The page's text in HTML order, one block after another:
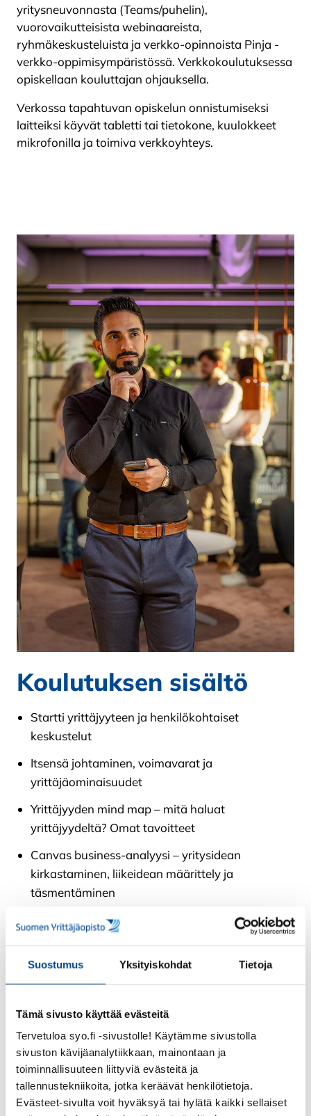
Suostumus Yksityiskohdat Tietoja
Tämä sivusto käyttää evästeitä
Tervetuloa syo.fi -sivustolle! Käytämme sivustolla
sivuston kävijäanalytiikkaan, mainontaan ja
toiminnallisuuteen liittyviä evästeitä ja
tallennustekniikoita, jotka keräävät henkilötietoja.
Evästeet-sivulta voit hyväksyä tai hylätä kaikki sellaiset
yritysneuvonnasta (Teams/puhelin),
vuorovaikutteisista webinaareista,
ryhmäkeskusteluista ja verkko-opinnoista Pinja -
verkko-oppimisympäristössä. Verkkokoulutuksessa
opiskellaan kouluttajan ohjauksella.
Verkossa tapahtuvan opiskelun onnistumiseksi
laitteiksi käyvät tabletti tai tietokone, kuulokkeet
mikrofonilla ja toimiva verkkoyhteys.
Koulutuksen sisältö
Startti yrittäjyyteen ja henkilökohtaiset
keskustelut
Itsensä johtaminen, voimavarat ja
yrittäjäominaisuudet
Yrittäjyyden mind map – mitä haluat
yrittäjyydeltä? Omat tavoitteet
Canvas business-analyysi – yritysidean
kirkastaminen, liikeidean määrittely ja
täsmentäminen
Yritystoiminnan suunnittelun perusteet – mitä
tulee huomioida?
Näkökulmia yritysideoihin – kysymyksiä,
vastauksia ja vertaistukea liikeideoista
Yrittäjän toimenkuva, yrittäjyyden plussat ja
miinukset, verkostojen hyödyntäminen
Yrittäjyyden urapolku ja jatkosuunnitelmat
Opinnot ja tehtävät Pinja -verkko-
oppimisympäristössä.